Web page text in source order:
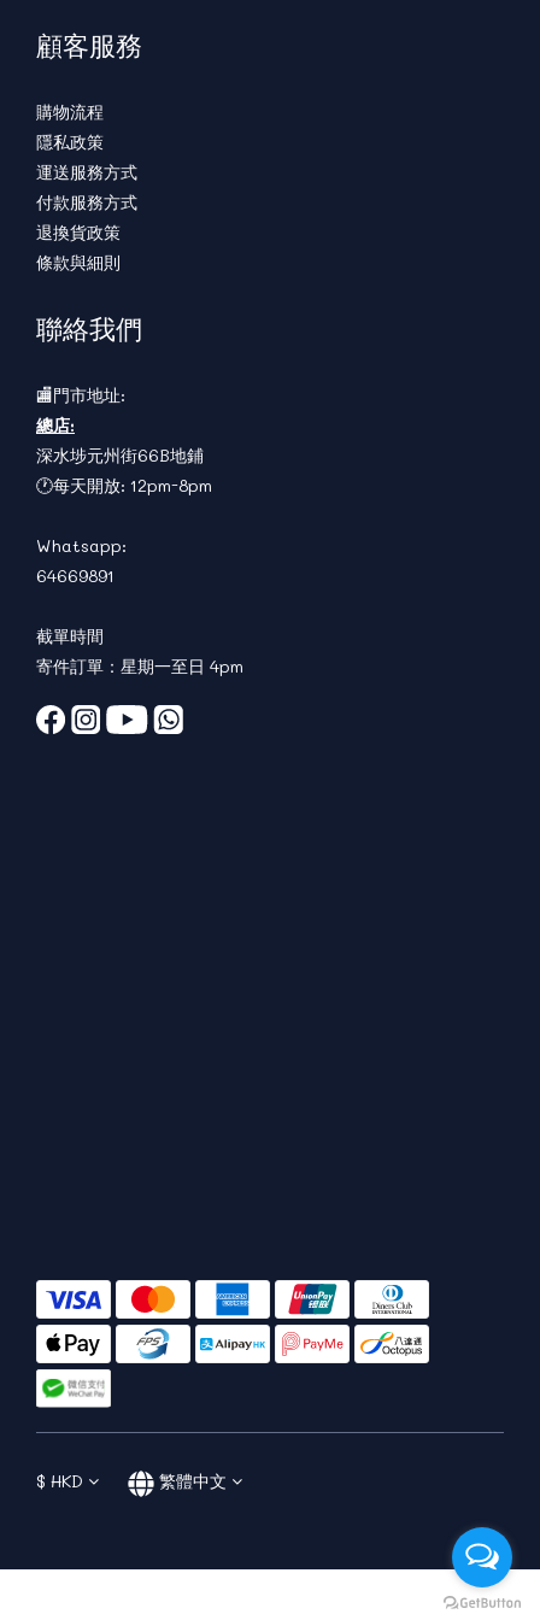
立即購買
顧客服務
購物流程
隱私政策
運送服務方式
付款服務方式
退換貨政策
條款與細則
聯絡我們
🏬門市地址:
總店:
深水埗元州街66B地鋪
🕐每天開放: 12pm-8pm
Whatsapp:
64669891
截單時間
寄件訂單：星期一至日 4pm
$ HKD 繁體中文